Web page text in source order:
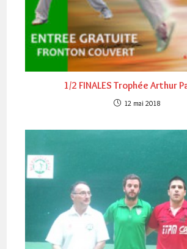
1/2 FINALES Trophée Arthur
12 mai 2018